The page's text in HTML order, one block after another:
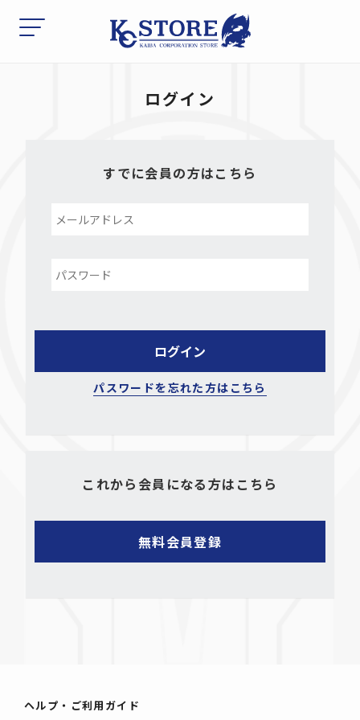
ログイン
すでに会員の方はこちら
パスワードを忘れた方はこちら
これから会員になる方はこちら
ヘルプ・ご利用ガイド